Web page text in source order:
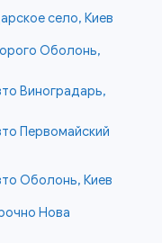
село, Киев
Оболонь,
Виноградарь,
Первомайский
Оболонь, Киев
Нова